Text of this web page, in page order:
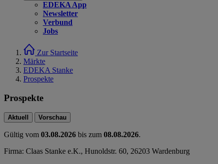
EDEKA App
Newsletter
Verbund
Jobs
Zur Startseite
Märkte
EDEKA Stanke
Prospekte
Prospekte
Aktuell Vorschau
Gültig vom 03.08.2026 bis zum 08.08.2026.
Firma: Claas Stanke e.K., Hunoldstr. 60, 26203 Wardenburg